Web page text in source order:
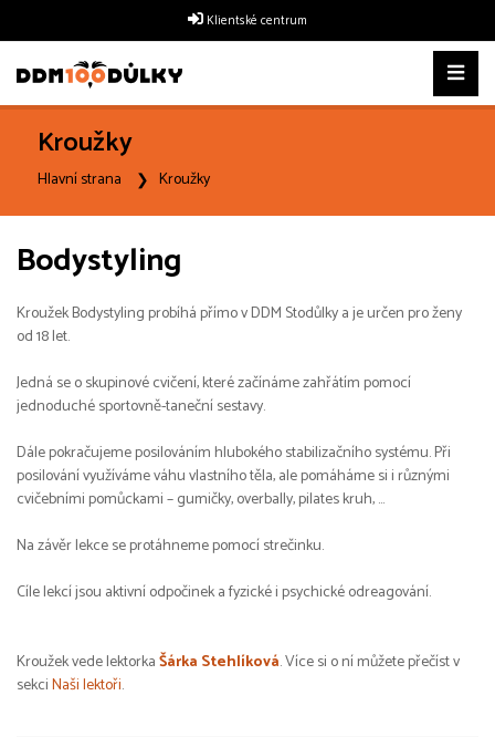
Klientské centrum
Kroužky
Hlavní strana Kroužky
Bodystyling
Kroužek Bodystyling probíhá přímo v DDM Stodůlky a je určen pro ženy
od 18 let.
Jedná se o skupinové cvičení, které začínáme zahřátím pomocí
jednoduché sportovně-taneční sestavy.
Dále pokračujeme posilováním hlubokého stabilizačního systému. Při
posilování využíváme váhu vlastního těla, ale pomáháme si i různými
cvičebními pomůckami – gumičky, overbally, pilates kruh, …
Na závěr lekce se protáhneme pomocí strečinku.
Cíle lekcí jsou aktivní odpočinek a fyzické i psychické odreagování.
Kroužek vede lektorkaŠárka Stehlíková. Více si o ní můžete přečíst v
sekciNaši lektoři.